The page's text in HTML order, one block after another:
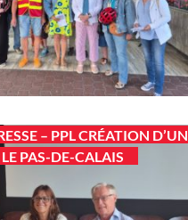
– PPL CRÉATION D’UN
PAS-DE-CALAIS